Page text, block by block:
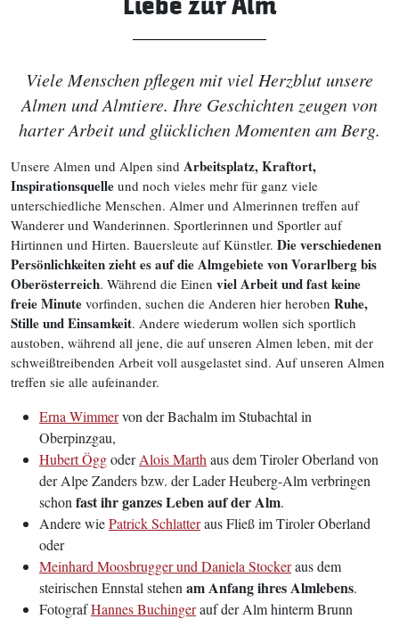
Viele Menschen pflegen mit viel Herzblut unsere
Almen und Almtiere. Ihre Geschichten zeugen von
harter Arbeit und glücklichen Momenten am Berg.
Unsere Almen und Alpen sind Arbeitsplatz, Kraftort,
Inspirationsquelle und noch vieles mehr für ganz viele
unterschiedliche Menschen. Almer und Almerinnen treffen auf
Wanderer und Wanderinnen. Sportlerinnen und Sportler auf
Hirtinnen und Hirten. Bauersleute auf Künstler. Die verschiedenen
Persönlichkeiten zieht es auf die Almgebiete von Vorarlberg bis
Oberösterreich. Während die Einen viel Arbeit und fast keine
freie Minute vorfinden, suchen die Anderen hier heroben Ruhe,
Stille und Einsamkeit. Andere wiederum wollen sich sportlich
austoben, während all jene, die auf unseren Almen leben, mit der
schweißtreibenden Arbeit voll ausgelastet sind. Auf unseren Almen
treffen sie alle aufeinander.
Erna Wimmervon der Bachalm im Stubachtal in
Oberpinzgau,
Hubert ÖggoderAlois Marth aus dem Tiroler Oberland von
der Alpe Zanders bzw. der Lader Heuberg-Alm verbringen
schon fast ihr ganzes Leben auf der Alm.
Andere wiePatrick Schlatteraus Fließ im Tiroler Oberland
oder
Meinhard Moosbrugger und Daniela Stockeraus dem
steirischen Ennstal stehen am Anfang ihres Almlebens.
FotografHannes Buchingerauf der Alm hinterm Brunn